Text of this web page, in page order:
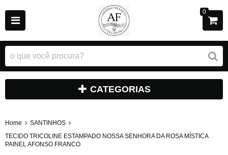
0
CATEGORIAS
Home
SANTINHOS
TECIDO TRICOLINE ESTAMPADO NOSSA SENHORA DA ROSA MÍSTICA
PAINEL AFONSO FRANCO